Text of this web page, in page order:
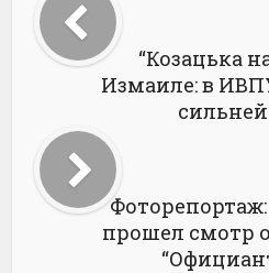
“Козацька
Измаиле: в
прошел смотр